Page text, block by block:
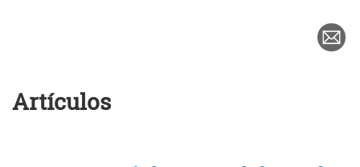
Artículos